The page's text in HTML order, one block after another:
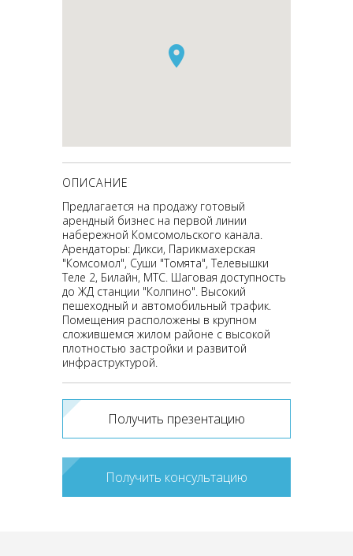
ОПИСАНИЕ
Предлагается на продажу готовый
арендный бизнес на первой линии
набережной Комсомольского канала.
Арендаторы: Дикси, Парикмахерская
"Комсомол", Суши "Томята", Телевышки
Теле 2, Билайн, МТС. Шаговая доступность
до ЖД станции "Колпино". Высокий
пешеходный и автомобильный трафик.
Помещения расположены в крупном
сложившемся жилом районе с высокой
плотностью застройки и развитой
инфраструктурой.
Получить презентацию
Получить консультацию